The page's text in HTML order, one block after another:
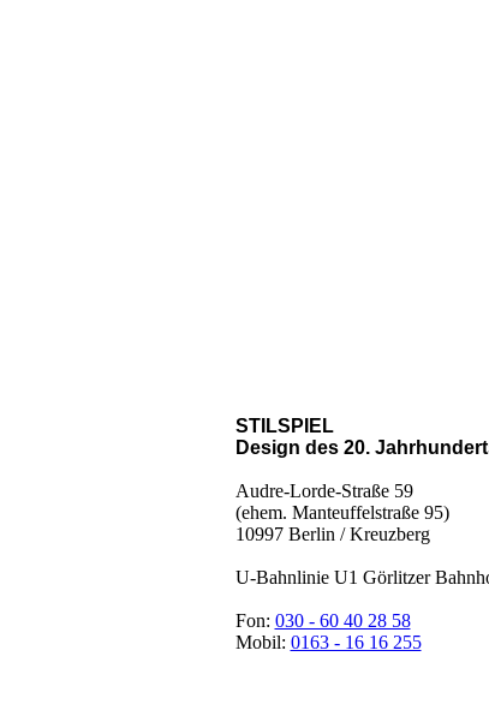
STILSPIEL
Design des 20.
Audre-Lorde-Straße 59
(ehem. Manteuffelstraße 95)
10997 Berlin / Kreuzberg
U-Bahnlinie U1 Görlitzer
Fon: 030 - 60 40 28 58
Mobil: 0163 - 16 16 255